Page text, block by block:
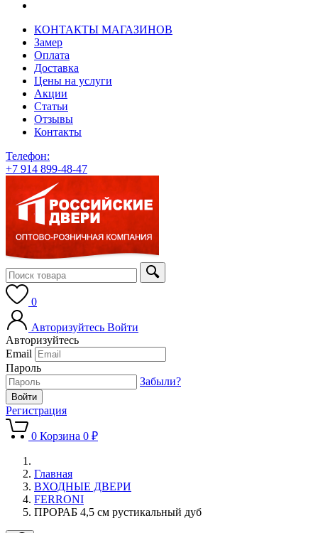
КОНТАКТЫ МАГАЗИНОВ
Замер
Оплата
Доставка
Цены на услуги
Акции
Статьи
Отзывы
Контакты
Телефон:
+7 914 899-48-47
0
Авторизуйтесь Войти
Авторизуйтесь
Email
Пароль
Забыли?
Регистрация
0 Корзина 0 ₽
Главная
ВХОДНЫЕ ДВЕРИ
FERRONI
ПРОРАБ 4,5 см рустикальный дуб